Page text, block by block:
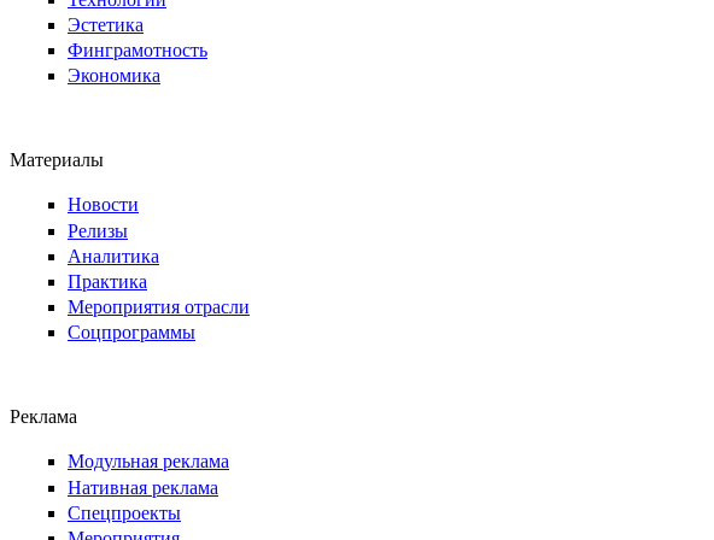
Эстетика
Финграмотность
Экономика
Материалы
Новости
Релизы
Аналитика
Практика
Мероприятия отрасли
Соцпрограммы
Реклама
Модульная реклама
Нативная реклама
Спецпроекты